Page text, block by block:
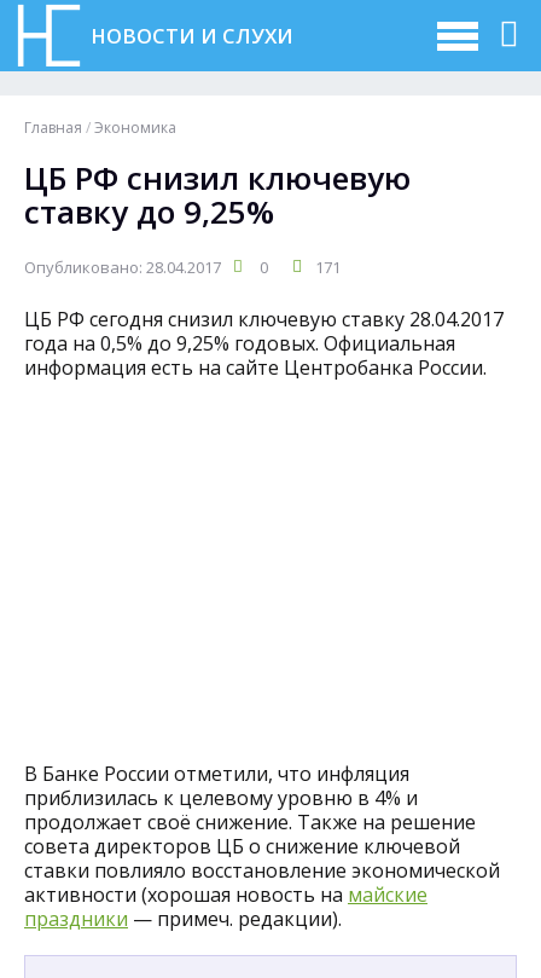
НОВОСТИ И СЛУХИ
Главная /Экономика
ЦБ РФ cнизил ключевую
ставку до 9,25%
Опубликовано: 28.04.2017 0 171
ЦБ РФ сегодня cнизил ключевую ставку 28.04.2017
года на 0,5% до 9,25% годовых. Официальная
информация есть на сайте Центробанка России.
В Банке России отметили, что инфляция
приблизилась к целевому уровню в 4% и
продолжает своё снижение. Также на решение
совета директоров ЦБ о снижение ключевой
ставки повлияло восстановление экономической
активности (хорошая новость на майские
праздники — примеч. редакции).